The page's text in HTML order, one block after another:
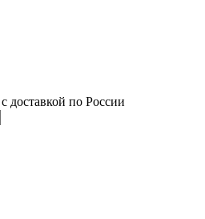
доставкой по России